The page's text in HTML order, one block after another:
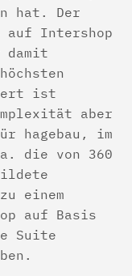
hat. Der
auf Intershop
damit
ist
aber
hagebau, im
die von 360
einem
auf Basis
Suite